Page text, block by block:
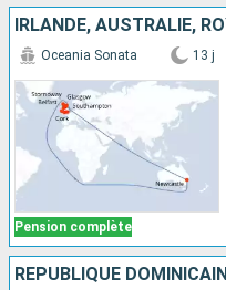
IRLANDE, AUSTRALIE,
Pension complète
Oceania Sonata 13 j